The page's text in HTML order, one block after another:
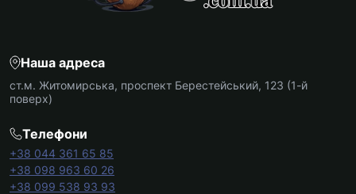
Наша адреса
ст.м. Житомирська, проспект Берестейський, 123 (1-й
поверх)
Телефони
+38 044 361 65 85
+38 098 963 60 26
+38 099 538 93 93